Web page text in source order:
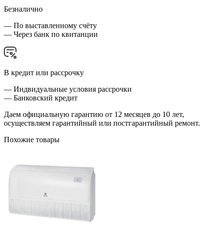
Безналично
— По выставленному счёту
— Через банк по квитанции
В кредит или рассрочку
— Индвидуальные условия рассрочки
— Банковский кредит
Даем официальную гарантию от 12 месяцев до 10 лет,
осуществляем гарантийный или постгарантийный ремонт.
Похожие товары